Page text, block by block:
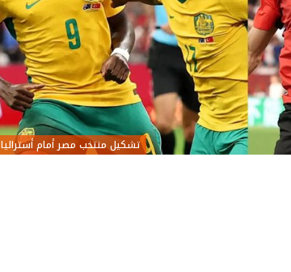
تشكيل منتخب مصر أمام أستراليا